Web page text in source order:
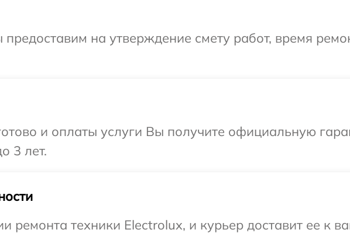
на утверждение смету работ, время
и оплаты услуги Вы получите официальную
3 лет.
техники Electrolux, и курьер доставит ее к